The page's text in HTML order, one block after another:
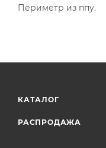
Периметр из ппу.
КАТАЛОГ
РАСПРОДАЖА